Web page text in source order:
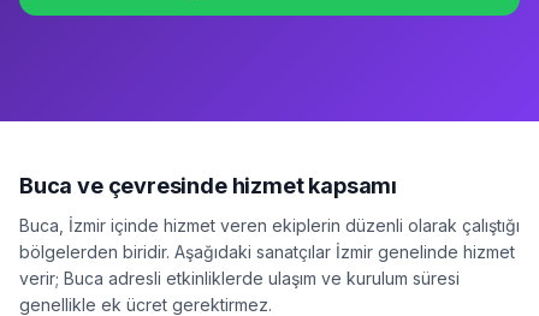
Buca ve çevresinde hizmet kapsamı
Buca İzmir içinde hizmet veren ekiplerin düzenli olarak çalıştığı
bölgelerden biridir. Aşağıdaki sanatçılar İzmir genelinde hizmet
verir; Buca adresli etkinliklerde ulaşım ve kurulum süresi
genellikle ek ücret gerektirmez.